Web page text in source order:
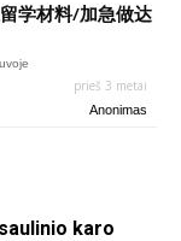
学材料/加急做达
prieš 3 metai
Anonimas
karo